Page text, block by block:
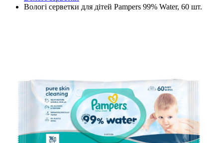
Вологі серветки для дітей Pampers 99% Water, 60 шт.